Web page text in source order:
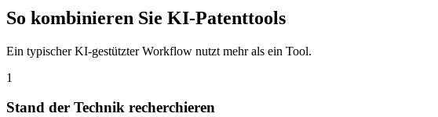
So kombinieren Sie KI-Patenttools
Ein typischer KI-gestützter Workflow nutzt mehr als ein Tool.
1
Stand der Technik recherchieren